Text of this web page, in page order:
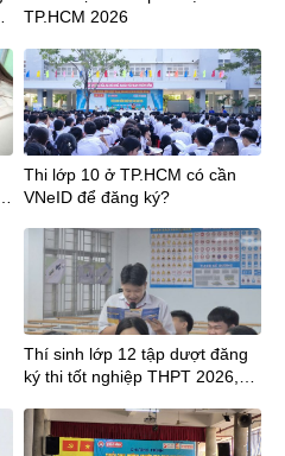
TP.HCM 2026
Thi lớp 10 ở TP.HCM có cần
VNeID để đăng ký?
Thí sinh lớp 12 tập dượt đăng
ký thi tốt nghiệp THPT 2026,